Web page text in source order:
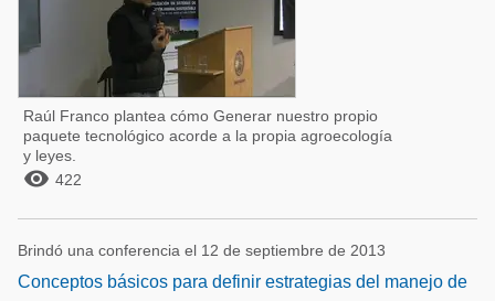
Raúl Franco plantea cómo Generar nuestro propio
paquete tecnológico acorde a la propia agroecología
y leyes.
 422
Brindó una conferencia el 12 de septiembre de 2013
Conceptos básicos para definir estrategias del manejo de